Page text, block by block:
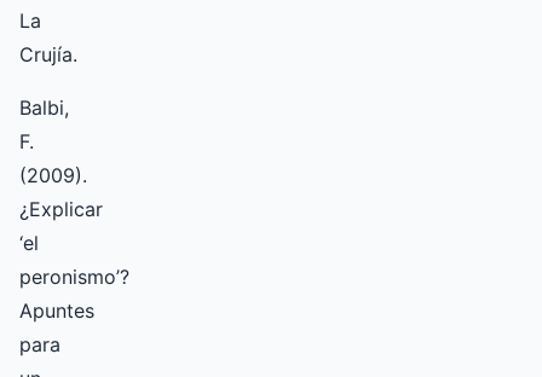
La
Crujía.
Balbi,
F.
(2009).
¿Explicar
‘el
peronismo’?
Apuntes
para